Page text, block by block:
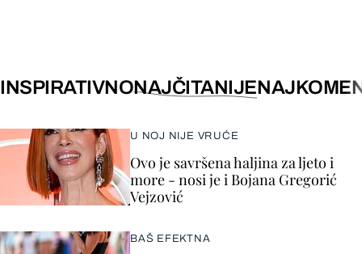
INSPIRATIVNONAJČITANIJE
U NOJ NIJE VRUĆE
Ovo je savršena haljina za ljeto i
more - nosi je i Bojana Gregorić
Vejzović
BAŠ EFEKTNA